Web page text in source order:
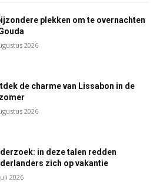
plekken om te overnachten
2026
de charme van Lissabon in de
2026
in deze talen redden
zich op vakantie
2026